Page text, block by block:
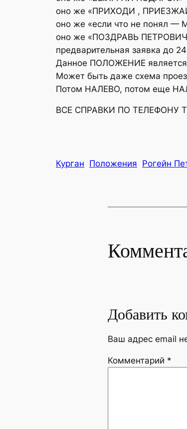
оно же «ПРИХОДИ ,
оно же «если что не понял
оно же «ПОЗДРАВЬ
предварительная заявка до
Данное ПОЛОЖЕНИЕ является
Может быть даже схема
Потом НАЛЕВО, потом еще
ВСЕ СПРАВКИ ПО ТЕЛЕФОНУ
Курган Положения Рогейн
Добавить
Ваш адрес email
Комментарий *